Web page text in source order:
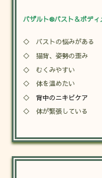
バザルト®バスト＆ボディ
◇ バストの悩みがある
◇ 猫背、姿勢の歪み
◇ むくみやすい
◇ 体を温めたい
◇ 背中のニキビケア
◇ 体が緊張している